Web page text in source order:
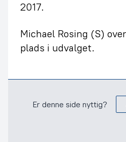
2017.
Michael Rosing (S)
plads i udvalget.
Er denne side nyttig?